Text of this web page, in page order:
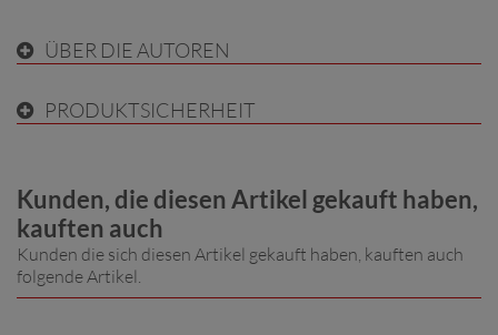
ÜBER DIE AUTOREN
PRODUKTSICHERHEIT
Kunden, die diesen Artikel gekauft haben,
kauften auch
Kunden die sich diesen Artikel gekauft haben, kauften auch
folgende Artikel.